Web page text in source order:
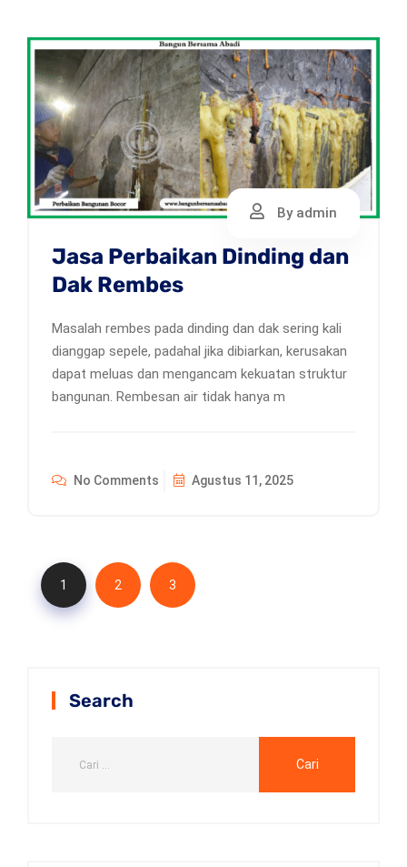
By admin
Jasa Perbaikan Dinding dan
Dak Rembes
Masalah rembes pada dinding dan dak sering kali
dianggap sepele, padahal jika dibiarkan, kerusakan
dapat meluas dan mengancam kekuatan struktur
bangunan. Rembesan air tidak hanya m
No Comments Agustus 11, 2025
1 2 3
Search